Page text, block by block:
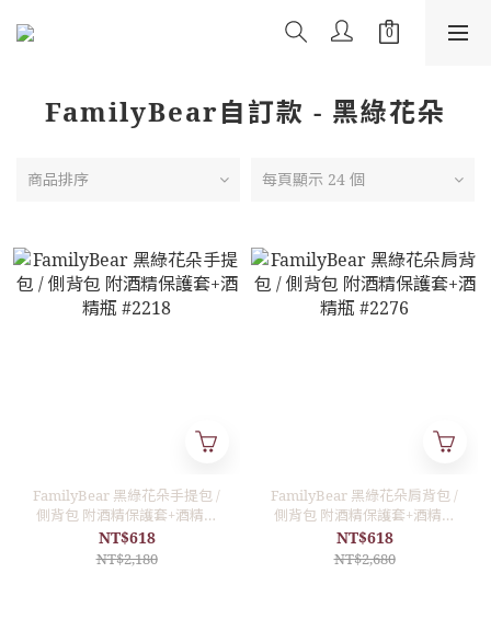
FamilyBear自訂款 - 黑綠花朵
商品排序 每頁顯示 24 個
FamilyBear 黑綠花朵手提包 /
側背包 附酒精保護套+酒精瓶
#2218
NT$618
NT$2,180
FamilyBear 黑綠花朵肩背包 /
側背包 附酒精保護套+酒精瓶
#2276
NT$618
NT$2,680